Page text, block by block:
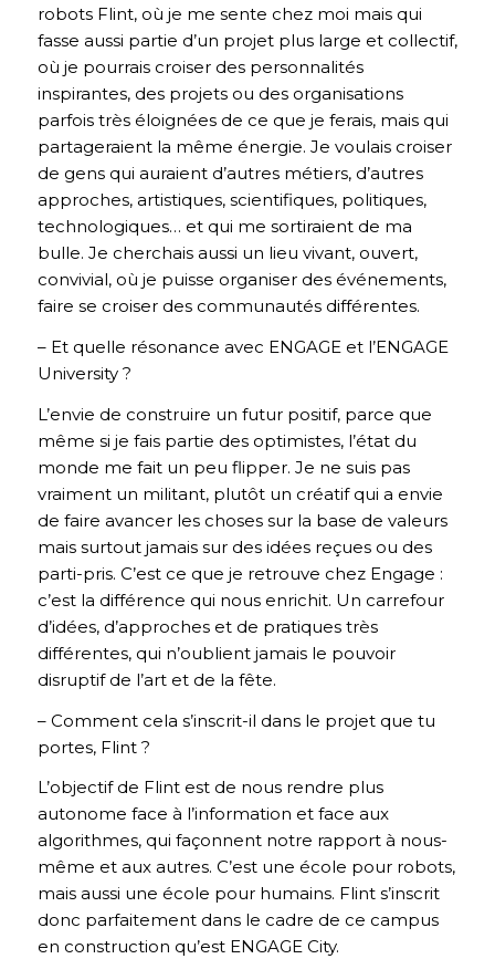
robots Flint, où je me sente chez moi mais qui
fasse aussi partie d’un projet plus large et collectif,
où je pourrais croiser des personnalités
inspirantes, des projets ou des organisations
parfois très éloignées de ce que je ferais, mais qui
partageraient la même énergie. Je voulais croiser
de gens qui auraient d’autres métiers, d’autres
approches, artistiques, scientifiques, politiques,
technologiques… et qui me sortiraient de ma
bulle. Je cherchais aussi un lieu vivant, ouvert,
convivial, où je puisse organiser des événements,
faire se croiser des communautés différentes.
– Et quelle résonance avec ENGAGE et l’ENGAGE
University ?
L’envie de construire un futur positif, parce que
même si je fais partie des optimistes, l’état du
monde me fait un peu flipper. Je ne suis pas
vraiment un militant, plutôt un créatif qui a envie
de faire avancer les choses sur la base de valeurs
mais surtout jamais sur des idées reçues ou des
parti-pris. C’est ce que je retrouve chez Engage :
c’est la différence qui nous enrichit. Un carrefour
d’idées, d’approches et de pratiques très
différentes, qui n’oublient jamais le pouvoir
disruptif de l’art et de la fête.
– Comment cela s’inscrit-il dans le projet que tu
portes, Flint ?
L’objectif de Flint est de nous rendre plus
autonome face à l’information et face aux
algorithmes, qui façonnent notre rapport à nous-
même et aux autres. C’est une école pour robots,
mais aussi une école pour humains. Flint s’inscrit
donc parfaitement dans le cadre de ce campus
en construction qu’est ENGAGE City.